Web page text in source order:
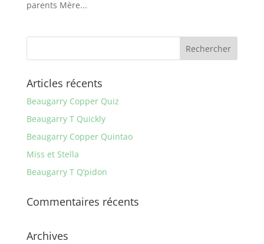
parents Mère...
Articles récents
Beaugarry Copper Quiz
Beaugarry T Quickly
Beaugarry Copper Quintao
Miss et Stella
Beaugarry T Q’pidon
Commentaires récents
Archives